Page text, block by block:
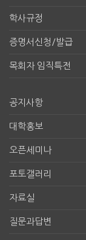
학사규정
증명서신청/발급
목회자 임직특전
공지사항
대학홍보
오픈세미나
포토갤러리
자료실
질문과답변